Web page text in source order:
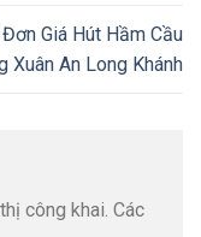
Đơn Giá Hút Hầm Cầu
Xuân An Long Khánh
công khai. Các